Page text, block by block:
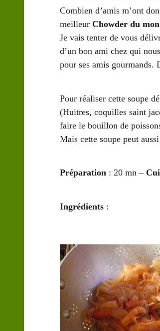
Combien d’amis m’ont
meilleur Chowder du
Je vais tenter de vous
d’un bon ami chez qui
pour ses amis gourmands.
Pour réaliser cette soupe
(Huitres, coquilles saint
faire le bouillon de
Mais cette soupe peut
Préparation : 20 mn –
Ingrédients :